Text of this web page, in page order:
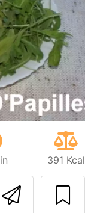
391 Kcal